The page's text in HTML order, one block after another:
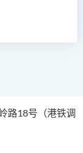
路18号（港铁调